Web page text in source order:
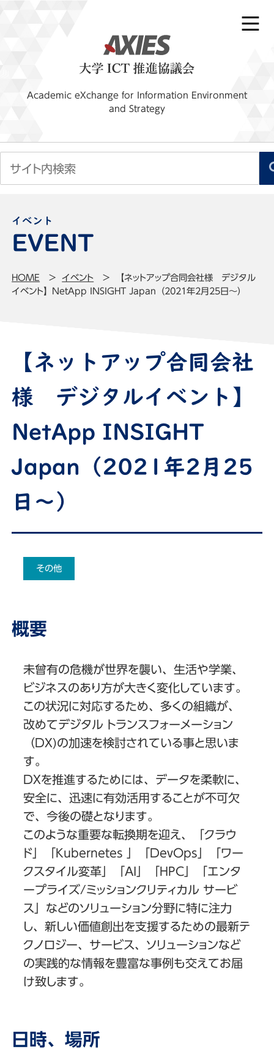
Academic eXchange for Information Environment
and Strategy
イベント
HOME イベント
【ネットアップ合同会社様 デジタル
イベント】NetApp INSIGHT Japan（2021年2月25日～）
【ネットアップ合同会社
様 デジタルイベント】
NetApp INSIGHT
Japan（2021年2月25
日～）
その他
概要
未曾有の危機が世界を襲い、生活や学業、
ビジネスのあり方が大きく変化しています。
この状況に対応するため、多くの組織が、
改めてデジタル トランスフォーメーション
（DX)の加速を検討されている事と思いま
す。
DXを推進するためには、データを柔軟に、
安全に、迅速に有効活用することが不可欠
で、今後の礎となります。
このような重要な転換期を迎え、「クラウ
ド」「Kubernetes 」「DevOps」「ワー
クスタイル変革」「AI」「HPC」「エンタ
ープライズ/ミッションクリティカル サービ
ス」などのソリューション分野に特に注力
し、新しい価値創出を支援するための最新テ
クノロジー、サービス、ソリューションなど
の実践的な情報を豊富な事例も交えてお届
け致します。
日時、場所